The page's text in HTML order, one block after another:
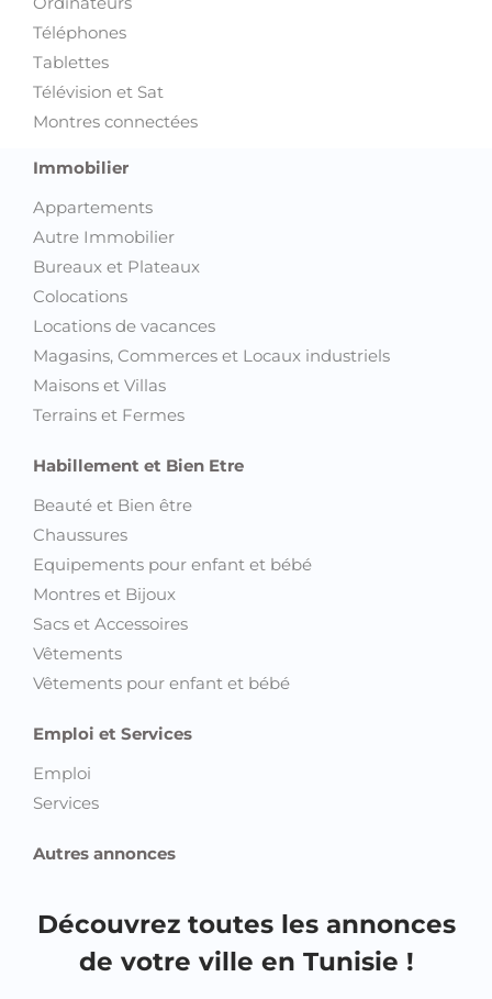
Téléphones
Tablettes
Télévision et Sat
Montres connectées
Immobilier
Appartements
Autre Immobilier
Bureaux et Plateaux
Colocations
Locations de vacances
Magasins, Commerces et Locaux industriels
Maisons et Villas
Terrains et Fermes
Habillement et Bien Etre
Beauté et Bien être
Chaussures
Equipements pour enfant et bébé
Montres et Bijoux
Sacs et Accessoires
Vêtements
Vêtements pour enfant et bébé
Emploi et Services
Emploi
Services
Autres annonces
Découvrez toutes les annonces
de votre ville en Tunisie !